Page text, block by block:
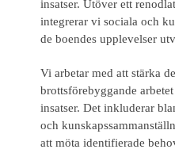
insatser. Utöver ett
integrerar vi sociala och
de boendes upplevelser
Vi arbetar med att stärka
brottsförebyggande
insatser. Det inkluderar
och
att möta identifierade